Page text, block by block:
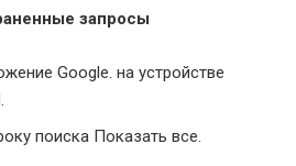
запросы
Google. на устройстве
поиска Показать все.